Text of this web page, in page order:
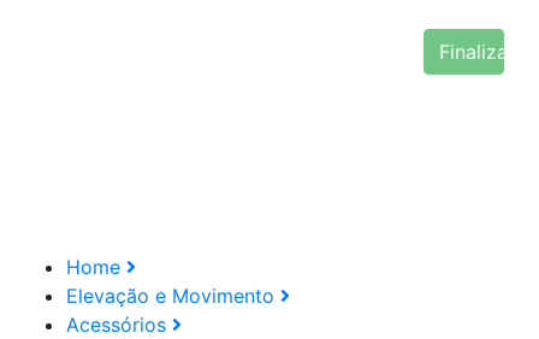
Finalizar
Home
Elevação e Movimento
Acessórios